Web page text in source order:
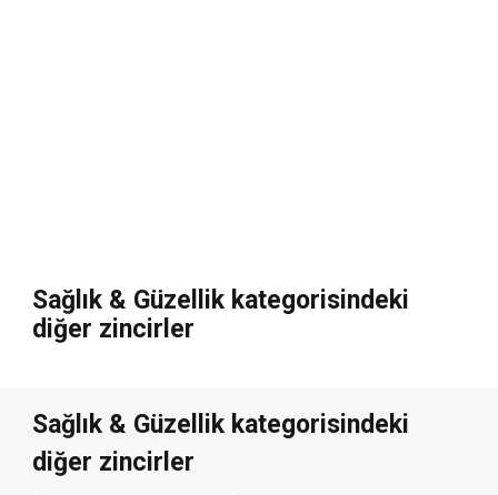
Sağlık & Güzellik kategorisindeki
diğer zincirler
Sağlık & Güzellik kategorisindeki
diğer zincirler